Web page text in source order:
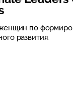
по
развития.